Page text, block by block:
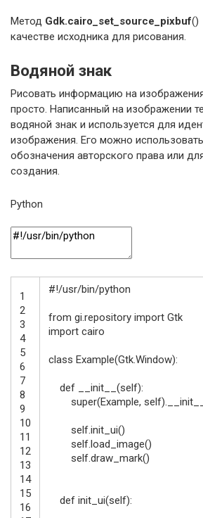
Метод Gdk.cairo_set_source_pixbuf()
качестве исходника для рисования.
Водяной знак
Рисовать информацию на
просто. Написанный на изображении
водяной знак и используется для
изображения. Его можно
обозначения авторского права или
создания.
Python
1
2
3
4
5
6
7
8
9
10
11
12
13
14
15
16
#!/usr/bin/python
from gi.repository import Gtk
import cairo
class Example(Gtk.Window):
def __init__ (self):
super(Example, self). __init__
self.init_ui()
self. load_image()
self.draw_mark()
def init_ui(self):